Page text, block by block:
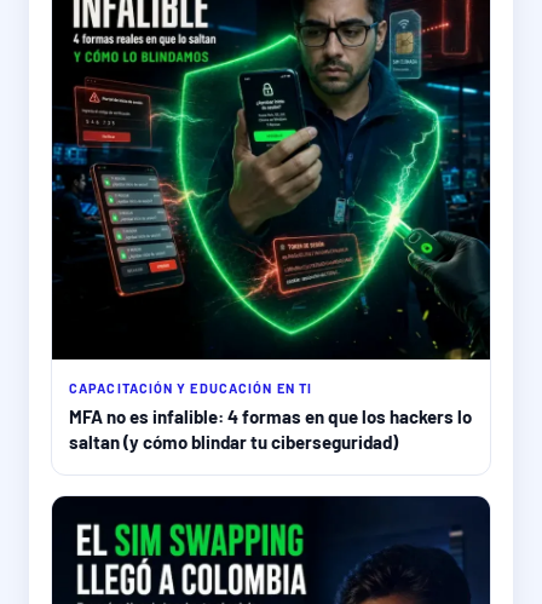
CAPACITACIÓN Y EDUCACIÓN EN TI
MFA no es infalible: 4 formas en que los hackers lo
saltan (y cómo blindar tu ciberseguridad)